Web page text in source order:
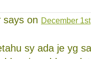
says on December
sy ada je yg